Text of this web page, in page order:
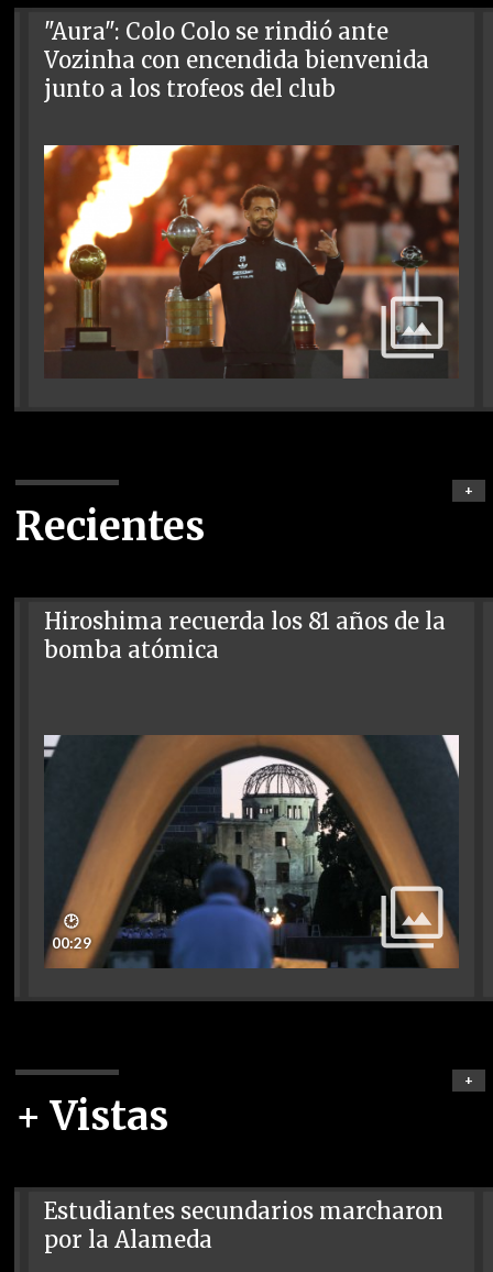
"Aura": Colo Colo se rindió ante
Vozinha con encendida bienvenida
junto a los trofeos del club
Recientes
+
Hiroshima recuerda los 81 años de la
bomba atómica
🕑
00:29
+ Vistas
+
Estudiantes secundarios marcharon
por la Alameda